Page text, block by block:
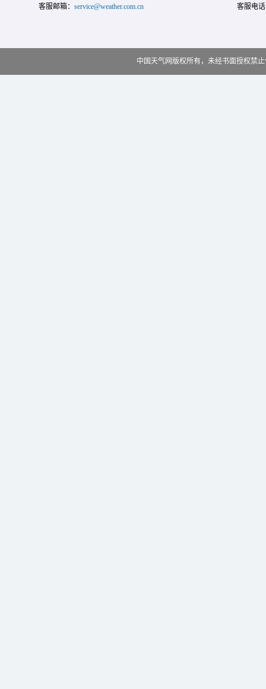
客服邮箱： service@weather.com.cn 客服电
中国天气网版权所有，未经书面授权